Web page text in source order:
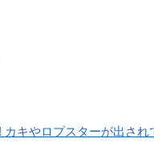
キやロプスターが出され